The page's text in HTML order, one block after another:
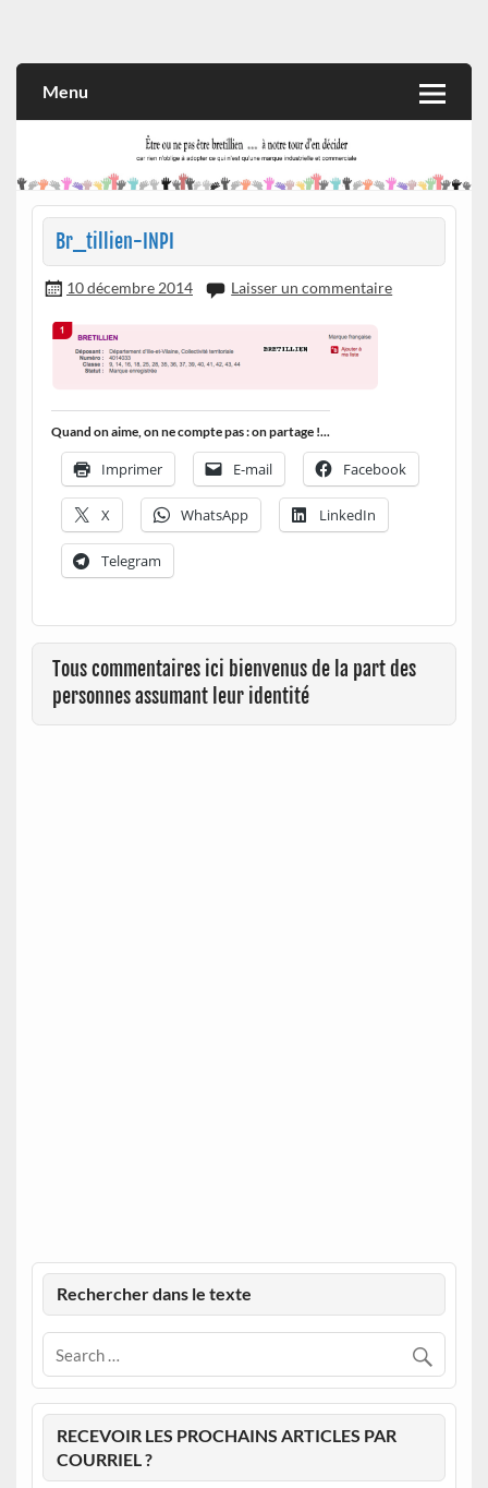
et commerciale
Menu
Br_tillien-INPI
10 décembre 2014 Laisser un commentaire
Quand on aime, on ne compte pas : on partage !...
Imprimer E-mail Facebook
X WhatsApp LinkedIn
Telegram
Tous commentaires ici bienvenus de la part des
personnes assumant leur identité
Rechercher dans le texte
RECEVOIR LES PROCHAINS ARTICLES PAR
COURRIEL ?